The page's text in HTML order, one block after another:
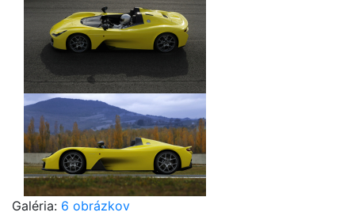
Galéria: 6 obrázkov